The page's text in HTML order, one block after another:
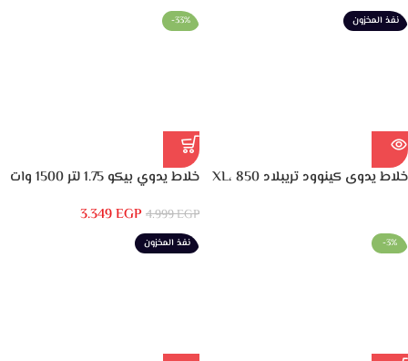
نفذ المخزون
خلاط يدوى كينوود تريبلاد XL، 850
-33%
خلاط يدوي بيكو 1.75 لتر 1500 وات
4.999EGP
3.349EGP
-3% نفذ المخزون